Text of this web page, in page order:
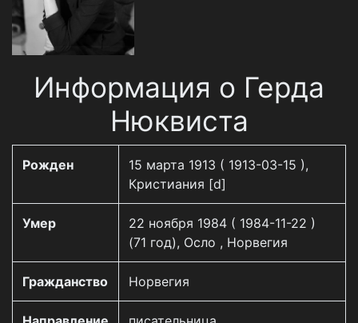
Информация о Герда
Нюквиста
Рожден
15 марта 1913 ( 1913-03-15 ),
Кристиания [d]
Умер
22 ноября 1984 ( 1984-11-22 )
(71 год), Осло , Норвегия
Гражданство Норвегия